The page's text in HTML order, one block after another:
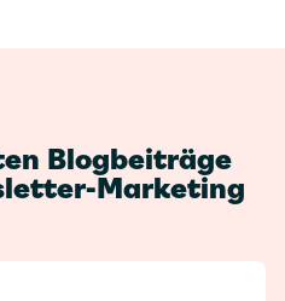
Blogbeiträge
Marketing